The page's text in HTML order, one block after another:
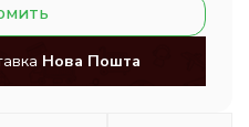
Нова Пошта